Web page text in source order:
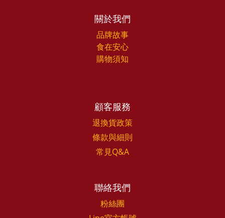
關於我們
品牌故事
食在安心
購物須知
顧客服務
退換貨政策
條款與細則
常見Q&A
聯絡我們
粉絲團